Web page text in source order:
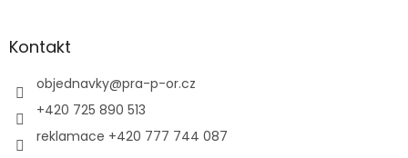
aKontakt
objednavky@pra-p-or.cz
+420 725 890 513
reklamace +420 777 744 087